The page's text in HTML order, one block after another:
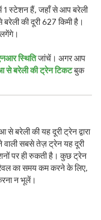
स्टेशन हैं, जहाँ से आप बरेली
की दूरी 627 किमी है।
स्थितिजांचें। अगर आप
से बरेली की ट्रेन टिकटबुक
की यह दूरी ट्रेन द्वारा
वाली सबसे तेज़ ट्रेन यह दूरी
पर ही रुकती है। कुछ ट्रेन
का समय कम करने के लिए,
न भूलें।